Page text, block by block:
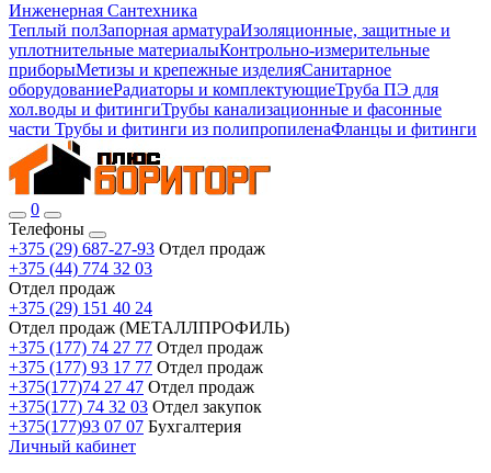
Инженерная Сантехника
Теплый полЗапорная арматураИзоляционные, защитные и
уплотнительные материалыКонтрольно-измерительные
приборыМетизы и крепежные изделияСанитарное
оборудованиеРадиаторы и комплектующиеТруба ПЭ для
хол.воды и фитингиТрубы канализационные и фасонные
части Трубы и фитинги из полипропиленаФланцы и фитинги
0
Телефоны
+375 (29) 687-27-93 Отдел продаж
+375 (44) 774 32 03
Отдел продаж
+375 (29) 151 40 24
Отдел продаж (МЕТАЛЛПРОФИЛЬ)
+375 (177) 74 27 77 Отдел продаж
+375 (177) 93 17 77 Отдел продаж
+375(177)74 27 47 Отдел продаж
+375(177) 74 32 03 Отдел закупок
+375(177)93 07 07 Бухгалтерия
Личный кабинет